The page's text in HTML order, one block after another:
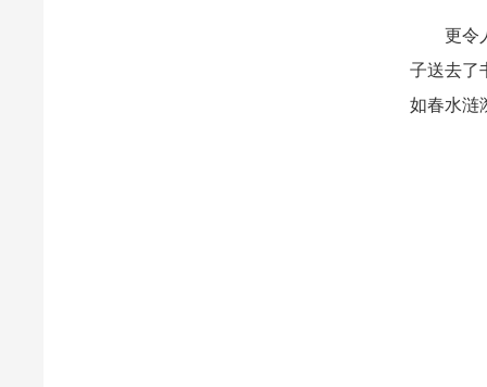
更令人
子送去了
如春水涟